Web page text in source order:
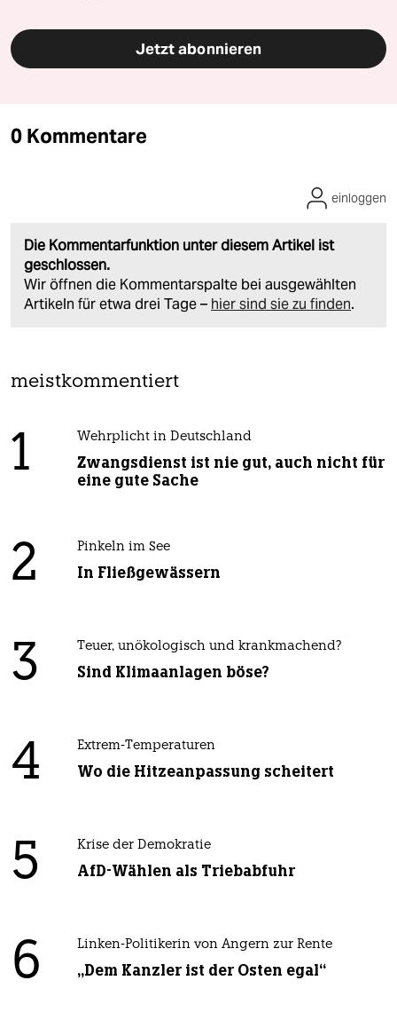
Jetzt abonnieren
0 Kommentare
Die Kommentarfunktion unter diesem Artikel ist
geschlossen.
Wir öffnen die Kommentarspalte bei ausgewählten
Artikeln für etwa drei Tage – hier sind sie zu finden.
einloggen
meistkommentiert
1 Wehrplicht in Deutschland
Zwangsdienst ist nie gut, auch nicht für
eine gute Sache
2 Pinkeln im See
In Fließgewässern
3 Teuer, unökologisch und krankmachend?
Sind Klimaanlagen böse?
4 Extrem-Temperaturen
Wo die Hitzeanpassung scheitert
5 Krise der Demokratie
AfD-Wählen als Triebabfuhr
6 Linken-Politikerin von Angern zur Rente
„Dem Kanzler ist der Osten egal“